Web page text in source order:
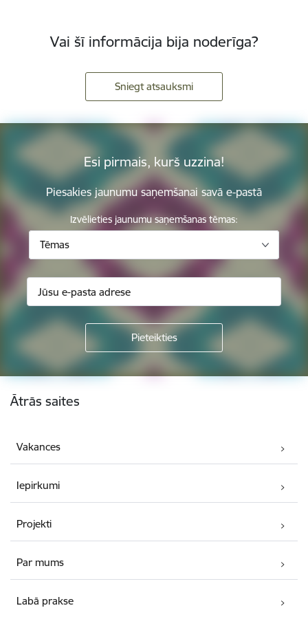
Vai šī informācija bija noderīga?
Sniegt atsauksmi
Esi pirmais, kurš uzzina!
Piesakies jaunumu saņemšanai savā e-pastā
Izvēlieties jaunumu saņemšanas tēmas:
Tēmas
Kājene
Ātrās saites
Vakances
Iepirkumi
Projekti
Par mums
Labā prakse